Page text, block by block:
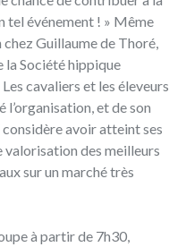
tel événement ! » Même
Guillaume de Thoré,
la Société hippique
cavaliers et les éleveurs
l’organisation, et de son
avoir atteint ses
des meilleurs
sur un marché très
à partir de 7h30,